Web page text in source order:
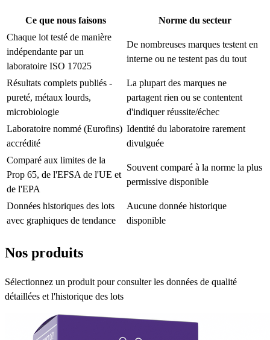
Ce que nous faisons
Norme du secteur
Chaque lot testé de manière
indépendante par un
laboratoire ISO 17025
De nombreuses marques testent en
interne ou ne testent pas du tout
Résultats complets publiés -
pureté, métaux lourds,
microbiologie
La plupart des marques ne
partagent rien ou se contentent
d'indiquer réussite/échec
Laboratoire nommé (Eurofins)
accrédité
Identité du laboratoire rarement
divulguée
Comparé aux limites de la
Prop 65, de l'EFSA de l'UE et
de l'EPA
Souvent comparé à la norme la plus
permissive disponible
Données historiques des lots
avec graphiques de tendance
Aucune donnée historique
disponible
Nos produits
Sélectionnez un produit pour consulter les données de qualité
détaillées et l'historique des lots